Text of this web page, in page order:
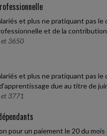
et plus ne pratiquant pas le
et de la
et 3650
et plus ne pratiquant pas le
due au titre de
3771
pour un paiement le 20 du